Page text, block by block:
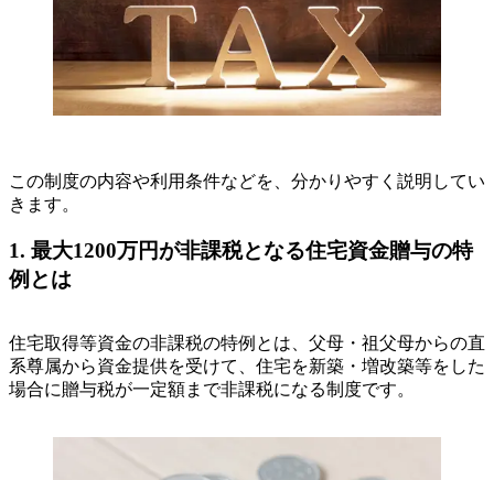
この制度の内容や利用条件などを、分かりやすく説明してい
きます。
1. 最大1200万円が非課税となる住宅資金贈与の特
例とは
住宅取得等資金の非課税の特例とは、父母・祖父母からの直
系尊属から資金提供を受けて、住宅を新築・増改築等をした
場合に贈与税が一定額まで非課税になる制度です。